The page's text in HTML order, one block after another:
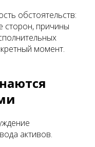
обстоятельств:
сторон, причины
момент.
активов.